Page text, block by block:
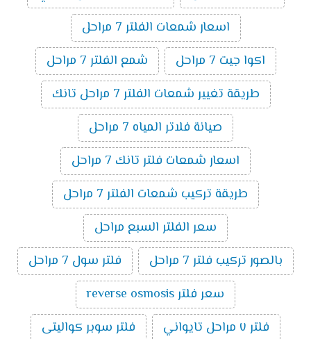
اسعار شمعات الفلتر 7 مراحل
اكوا جيت 7 مراحل
شمع الفلتر 7 مراحل
طريقة تغيير شمعات الفلتر 7 مراحل تانك
صيانة فلاتر المياه 7 مراحل
اسعار شمعات فلتر تانك 7 مراحل
طريقة تركيب شمعات الفلتر 7 مراحل
سعر الفلتر السبع مراحل
بالصور تركيب فلتر 7 مراحل
فلتر سول 7 مراحل
سعر فلتر reverse osmosis
فلتر ٧ مراحل تايواني
فلتر سوبر كواليتى